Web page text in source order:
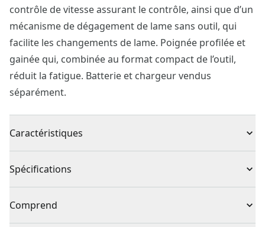
contrôle de vitesse assurant le contrôle, ainsi que d’un
mécanisme de dégagement de lame sans outil, qui
facilite les changements de lame. Poignée profilée et
gainée qui, combinée au format compact de l’outil,
réduit la fatigue. Batterie et chargeur vendus
séparément.
Caractéristiques
500 W et une rotation à 20 000 tr/min
Profondeur de coupe de 3/4 po
Spécifications
Type de produit Outil de coupe
Comprend